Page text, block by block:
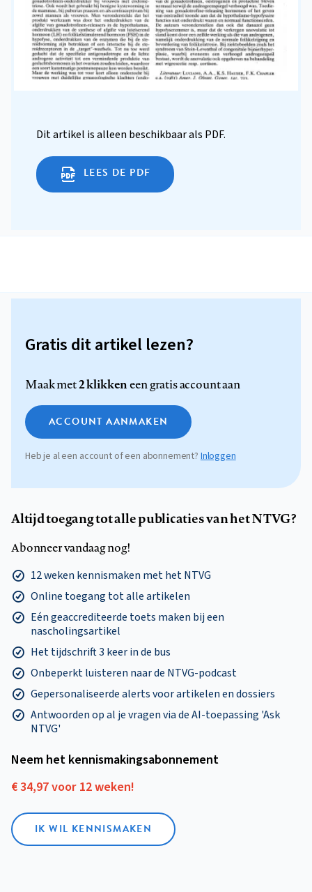
Dit artikel is alleen beschikbaar als PDF.
LEES DE PDF
Gratis dit artikel lezen?
Maak met2 klikkeneen gratis account aan
ACCOUNT AANMAKEN
Heb je al een account of een abonnement? Inloggen
Altijd toegang tot alle publicaties van het NTVG?
Abonneer vandaag nog!
12 weken kennismaken met het NTVG
Online toegang tot alle artikelen
Eén geaccrediteerde toets maken bij een
nascholingsartikel
Het tijdschrift 3 keer in de bus
Onbeperkt luisteren naar de NTVG-podcast
Gepersonaliseerde alerts voor artikelen en dossiers
Antwoorden op al je vragen via de AI-toepassing 'Ask
NTVG'
Neem het kennismakings­abonnement
€ 34,97 voor 12 weken!
IK WIL KENNISMAKEN